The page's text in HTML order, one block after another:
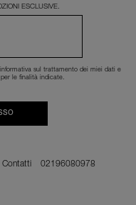
ESCLUSIVE.
informativa sul trattamento dei miei dati e
le finalità indicate.
Contatti 02196080978